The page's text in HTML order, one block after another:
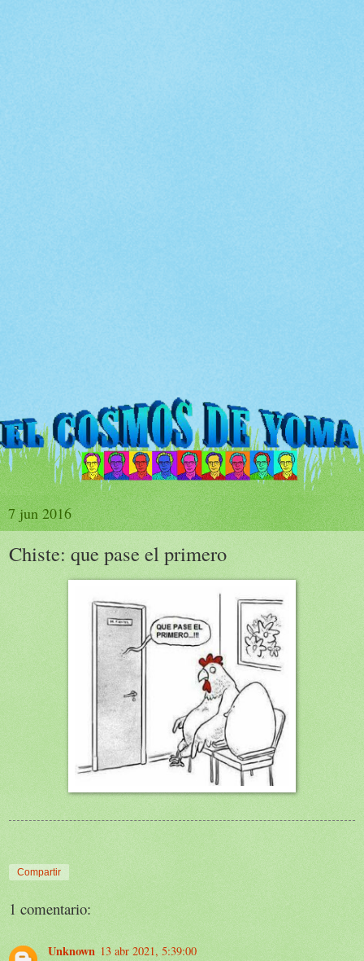
7 jun 2016
Chiste: que pase el primero
Compartir
1 comentario:
Unknown 13 abr 2021, 5:39:00